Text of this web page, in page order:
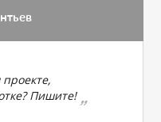
проекте,
Пишите!